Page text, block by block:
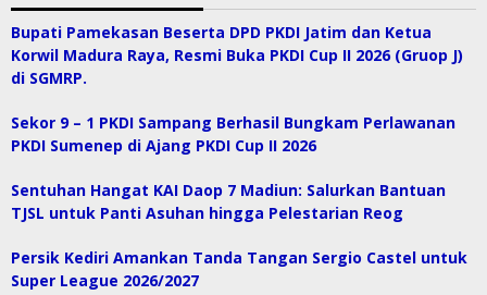
Bupati Pamekasan Beserta DPD PKDI Jatim dan Ketua
Korwil Madura Raya, Resmi Buka PKDI Cup II 2026 (Gruop J)
di SGMRP.
Sekor 9 – 1 PKDI Sampang Berhasil Bungkam Perlawanan
PKDI Sumenep di Ajang PKDI Cup II 2026
Sentuhan Hangat KAI Daop 7 Madiun: Salurkan Bantuan
TJSL untuk Panti Asuhan hingga Pelestarian Reog
Persik Kediri Amankan Tanda Tangan Sergio Castel untuk
Super League 2026/2027